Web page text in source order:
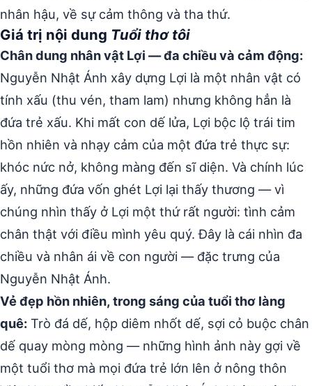
nhân hậu, về sự cảm thông và tha thứ.
Giá trị nội dung Tuổi thơ tôi
Chân dung nhân vật Lợi — đa chiều và cảm động:
Nguyễn Nhật Ánh xây dựng Lợi là một nhân vật có
tính xấu (thu vén, tham lam) nhưng không hẳn là
đứa trẻ xấu. Khi mất con dế lửa, Lợi bộc lộ trái tim
hồn nhiên và nhạy cảm của một đứa trẻ thực sự:
khóc nức nở, không màng đến sĩ diện. Và chính lúc
ấy, những đứa vốn ghét Lợi lại thấy thương — vì
chúng nhìn thấy ở Lợi một thứ rất người: tình cảm
chân thật với điều mình yêu quý. Đây là cái nhìn đa
chiều và nhân ái về con người — đặc trưng của
Nguyễn Nhật Ánh.
Vẻ đẹp hồn nhiên, trong sáng của tuổi thơ làng
quê: Trò đá dế, hộp diêm nhốt dế, sợi cỏ buộc chân
dế quay mòng mòng — những hình ảnh này gợi về
một tuổi thơ mà mọi đứa trẻ lớn lên ở nông thôn